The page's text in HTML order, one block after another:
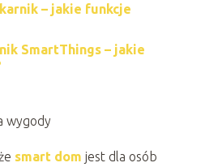
– jakie funkcje
SmartThings – jakie
wygody
smart dom jest dla osób